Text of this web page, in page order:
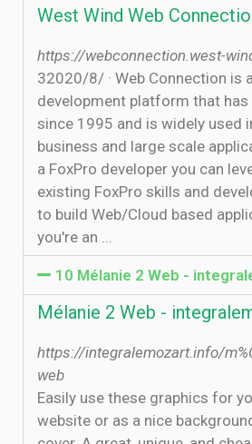
West Wind Web
https://webconnection.west-
3‏‏/8‏‏/2020 · Web Connection is a proven
development platform that has
since 1995 and is widely used
business and large scale
a FoxPro developer you can
existing FoxPro skills and
to build Web/Cloud based
you're an ...
10 Mélanie 2 Web -
Mélanie 2 Web -
https://integralemozart.info/
web
Easily use these graphics for
website or as a nice